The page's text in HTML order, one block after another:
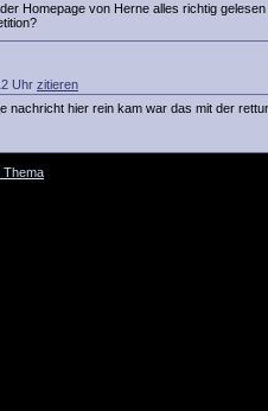
Homepage von Herne alles richtig
Uhr zitieren
nachricht hier rein kam war das mit der
Thema